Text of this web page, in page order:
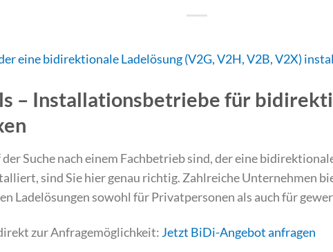
– Installationsbetriebe für
der Suche nach einem Fachbetrieb sind, der eine
sind Sie hier genau richtig. Zahlreiche Unternehmen
Ladelösungen sowohl für Privatpersonen als auch für
zur Anfragemöglichkeit: Jetzt BiDi-Angebot anfragen